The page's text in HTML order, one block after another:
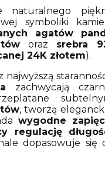
naturalnego
symboliki
agatów
oraz srebra
24K złotem).
najwyższą
zachwycają
, tworzą
wygodne
regulację
dopasowuje się